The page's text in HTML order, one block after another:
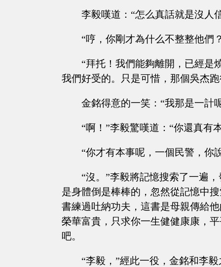
李毅嘆道：“怎么真話就是沒人
“哼，你剛才為什么不整整他們
“拜托！我們能夠離開，已經是
我們好受的。只是可惜，那個吳杰
金銘得意的一笑：“我那是一計
“啊！”李毅驚嘆道：“你還真有
“你才有本事呢，一個民警，你
“沒。”李毅將記憶搜索了一遍
是身體倒是棒棒的，忽然從記憶中
書練過吐納功夫，這書是母親傳給
榮華富貴，只求你一生健健康康，
吧。
“李毅，”經此一役，金銘和李